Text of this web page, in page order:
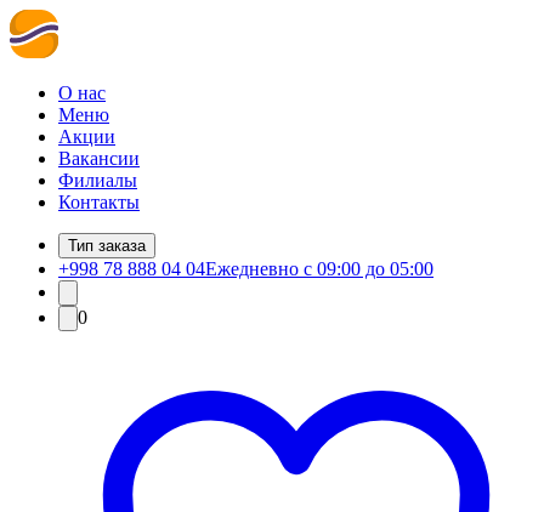
О нас
Меню
Акции
Вакансии
Филиалы
Контакты
Тип заказа
+998 78 888 04 04Ежедневно с 09:00 до 05:00
0